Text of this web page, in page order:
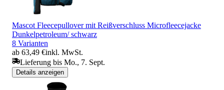
Mascot Fleecepullover mit Reißverschluss Microfleecejacke
Dunkelpetroleum/ schwarz
8 Varianten
ab 63,49 €inkl. MwSt.
Lieferung bis Mo., 7. Sept.
Details anzeigen